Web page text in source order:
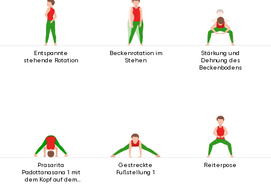
Entspannte
stehende Rotation
Beckenrotation im
Stehen
Stärkung und
Dehnung des
Beckenbodens
Prasarita
Padottanasana 1 mit
dem Kopf auf dem
Gestreckte
Fußstellung 1
Reiterpose